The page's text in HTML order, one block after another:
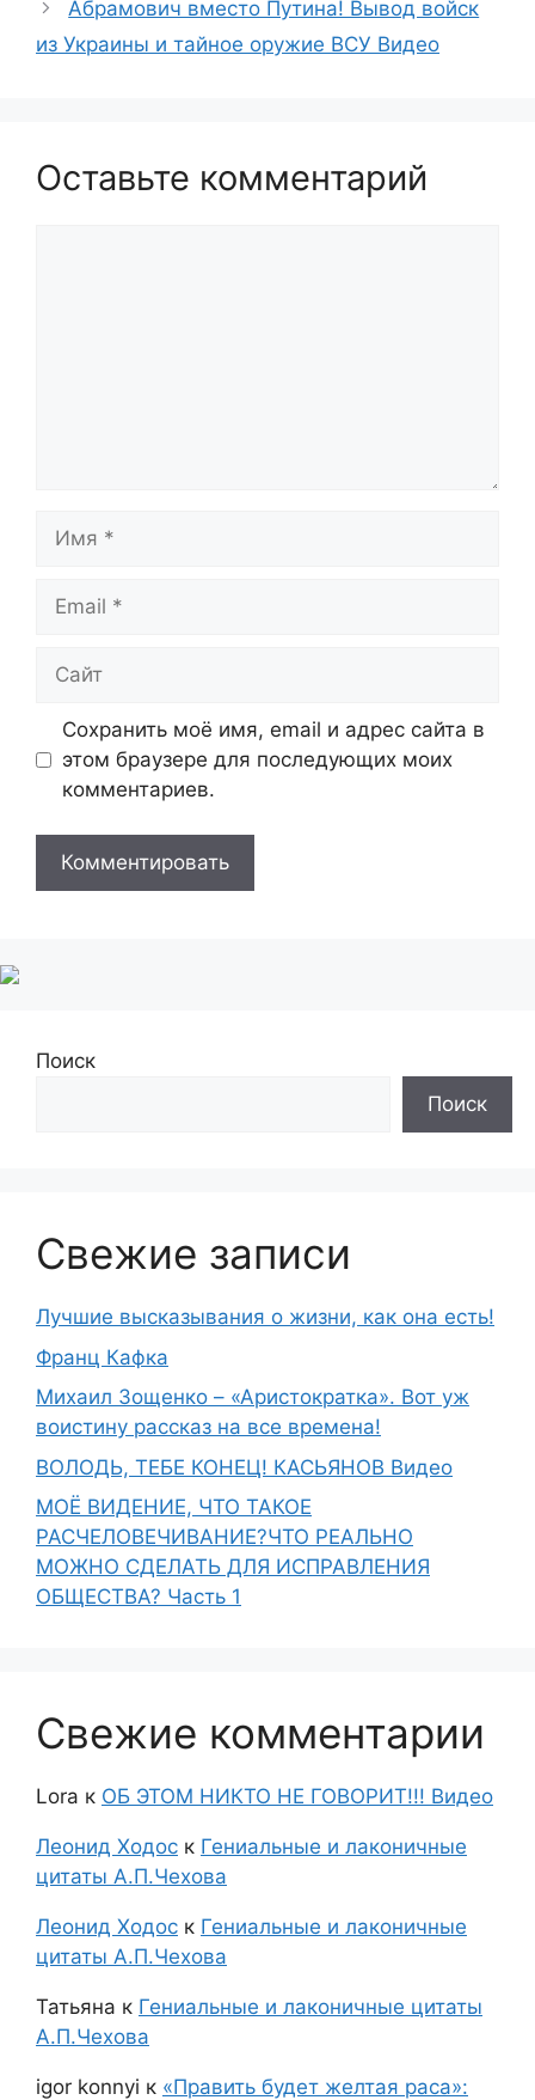
Абрамович вместо Путина! Вывод войск
из Украины и тайное оружие ВСУ Видео
Оставьте комментарий
Сохранить моё имя, email и адрес сайта в
этом браузере для последующих моих
комментариев.
Поиск
Поиск
Свежие записи
Лучшие высказывания о жизни, как она есть!
Франц Кафка
Михаил Зощенко – «Аристократка». Вот уж
воистину рассказ на все времена!
ВОЛОДЬ, ТЕБЕ КОНЕЦ! КАСЬЯНОВ Видео
МОЁ ВИДЕНИЕ, ЧТО ТАКОЕ
РАСЧЕЛОВЕЧИВАНИЕ?ЧТО РЕАЛЬНО
МОЖНО СДЕЛАТЬ ДЛЯ ИСПРАВЛЕНИЯ
ОБЩЕСТВА? Часть 1
Свежие комментарии
Lora к ОБ ЭТОМ НИКТО НЕ ГОВОРИТ!!! Видео
Леонид Ходос к Гениальные и лаконичные
цитаты А.П.Чехова
Леонид Ходос к Гениальные и лаконичные
цитаты А.П.Чехова
Татьяна к Гениальные и лаконичные цитаты
А.П.Чехова
igor konnyi к «Править будет желтая раса»: